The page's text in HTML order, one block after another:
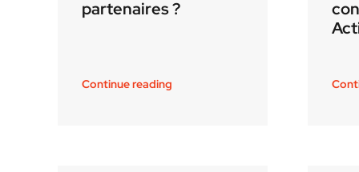
partenaires ?
Continue reading